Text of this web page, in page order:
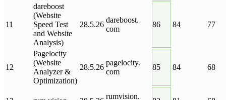
11
dareboost
(Website
Speed Test
and Website
Analysis)
28.5.26
dareboost.
com
86 84 77
12
Pagelocity
(Website
Analyzer &
Optimization)
28.5.26
pagelocity.
com
85 84 68
rumvision.